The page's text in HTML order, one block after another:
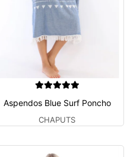
Aspendos Blue Surf Poncho
CHAPUTS